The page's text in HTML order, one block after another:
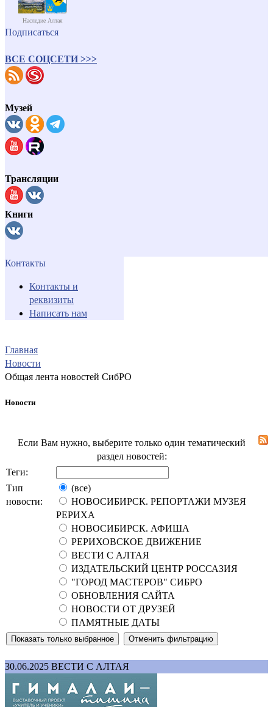
Наследие Алтая
Подписаться
ВСЕ СОЦСЕТИ >>>
Музей
Трансляции
Книги
Контакты
Контакты и
реквизиты
Написать нам
Главная
Новости
Общая лента новостей СибРО
Новости
Если Вам нужно, выберите только один тематический
раздел новостей:
Теги:
Тип
новости:
(все)
НОВОСИБИРСК. РЕПОРТАЖИ МУЗЕЯ
РЕРИХА
НОВОСИБИРСК. АФИША
РЕРИХОВСКОЕ ДВИЖЕНИЕ
ВЕСТИ С АЛТАЯ
ИЗДАТЕЛЬСКИЙ ЦЕНТР РОССАЗИЯ
"ГОРОД МАСТЕРОВ" СИБРО
ОБНОВЛЕНИЯ САЙТА
НОВОСТИ ОТ ДРУЗЕЙ
ПАМЯТНЫЕ ДАТЫ
30.06.2025 ВЕСТИ С АЛТАЯ